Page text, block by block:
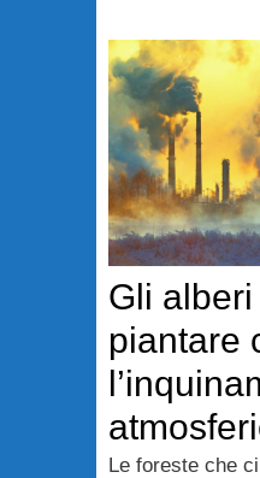
Gli
piantare
Le foreste che